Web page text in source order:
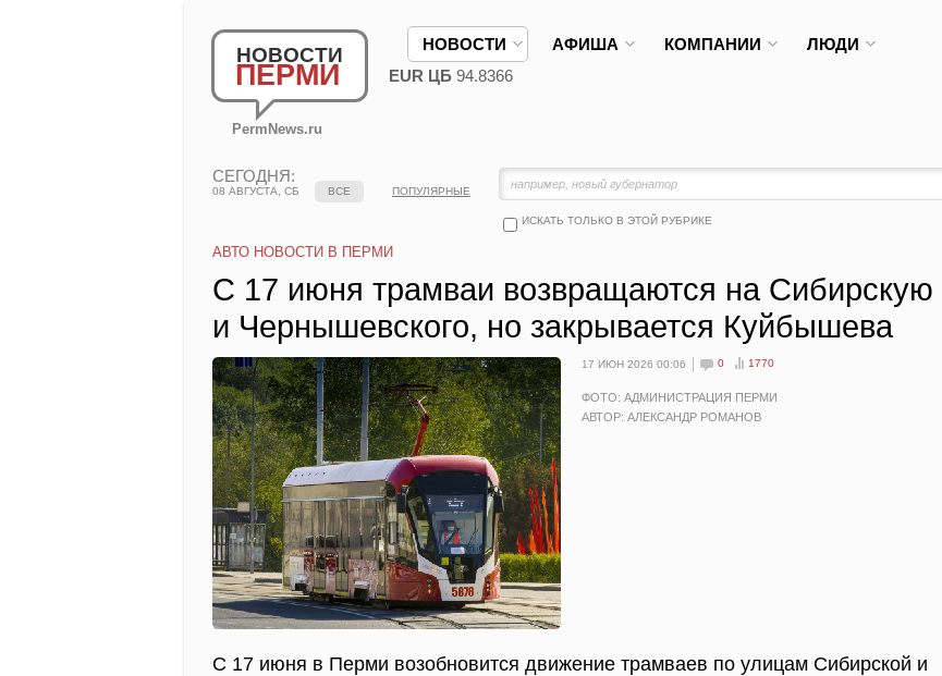
НОВОСТИ
ПЕРМИ
PermNews.ru
НОВОСТИ АФИША КОМПАНИИ ЛЮДИ
EUR ЦБ 94.8366
СЕГОДНЯ:
08 АВГУСТА, СБ
ИСКАТЬ ТОЛЬКО В ЭТОЙ РУБРИКЕ
ВСЕ ПОПУЛЯРНЫЕ
АВТО НОВОСТИ В ПЕРМИ
С 17 июня трамваи возвращаются на Сибирскую
и Чернышевского, но закрывается Куйбышева
17 ИЮН 2026 00:06 0 1770
ФОТО: АДМИНИСТРАЦИЯ ПЕРМИ
АВТОР: АЛЕКСАНДР РОМАНОВ
С 17 июня в Перми возобновится движение трамваев по улицам Сибирской и